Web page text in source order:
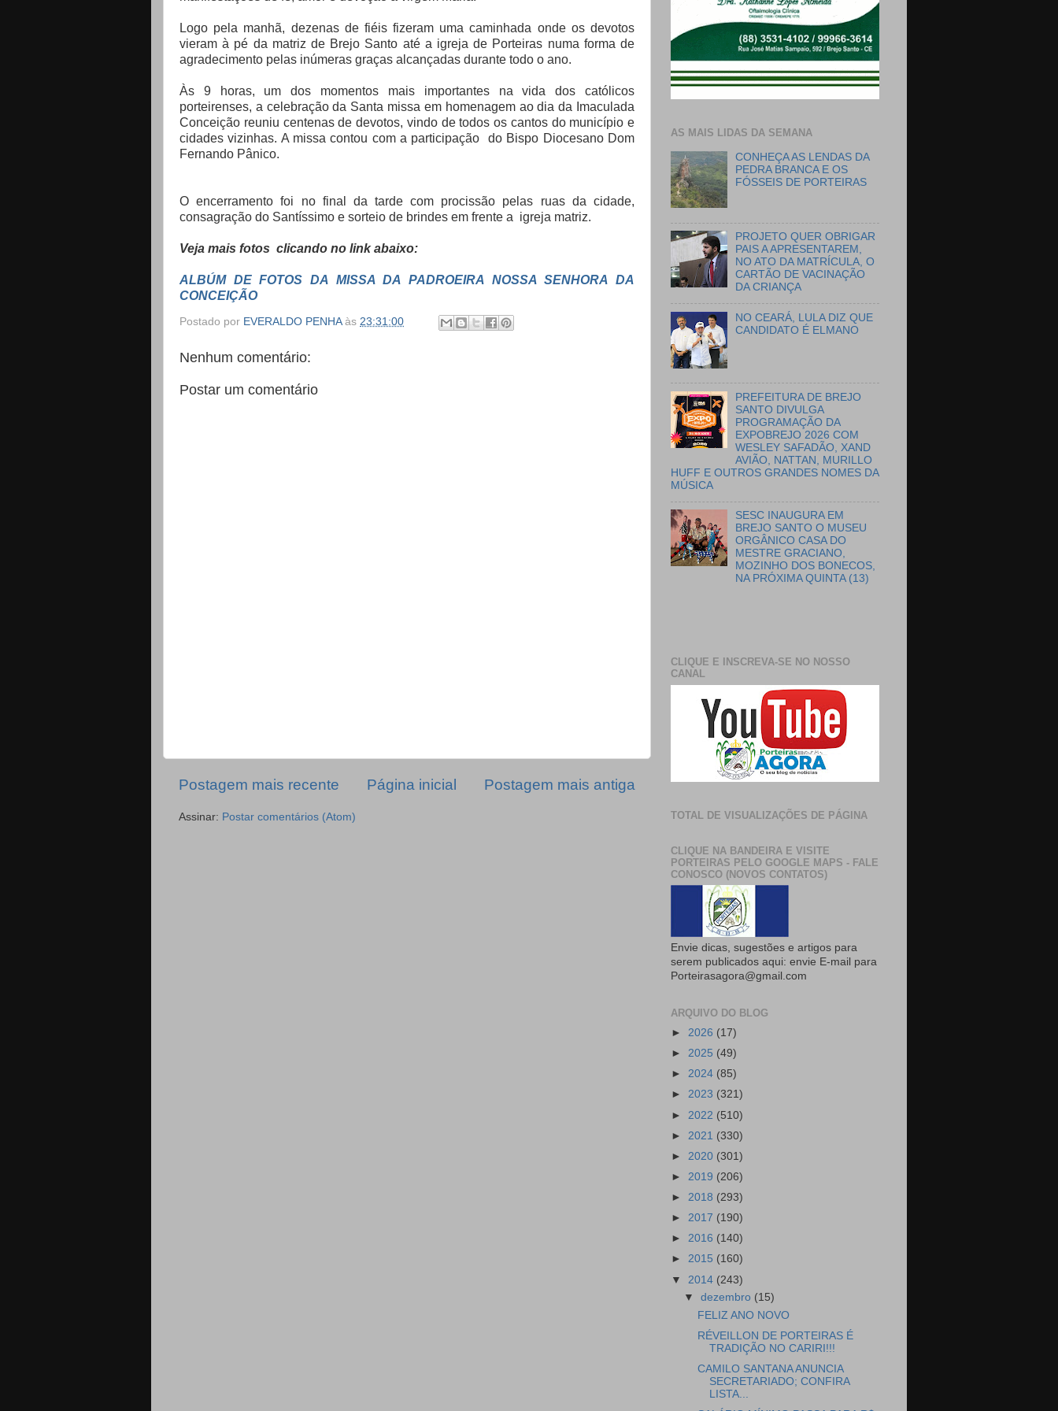
Logo pela manhã, dezenas de fiéis fizeram uma caminhada onde os devotos
vieram à pé da matriz de Brejo Santo até a igreja de Porteiras numa forma de
agradecimento pelas inúmeras graças alcançadas durante todo o ano.
Às 9 horas, um dos momentos mais importantes na vida dos católicos
porteirenses, a celebração da Santa missa em homenagem ao dia da Imaculada
Conceição reuniu centenas de devotos, vindo de todos os cantos do município e
cidades vizinhas. A missa contou com a participação do Bispo Diocesano Dom
Fernando Pânico.
O encerramento foi no final da tarde com procissão pelas ruas da cidade,
consagração do Santíssimo e sorteio de brindes em frente a igreja matriz.
Veja mais fotos clicando no link abaixo:
ALBÚM DE FOTOS DA MISSA DA PADROEIRA NOSSA SENHORA DA
CONCEIÇÃO
Postado por EVERALDO PENHA às 23:31:00
Nenhum comentário:
Postar um comentário
Postagem mais recente Postagem mais antiga
Página inicial
Assinar: Postar comentários (Atom)
AS MAIS LIDAS DA SEMANA
CONHEÇA AS LENDAS DA
PEDRA BRANCA E OS
FÓSSEIS DE PORTEIRAS
PROJETO QUER OBRIGAR
PAIS A APRESENTAREM,
NO ATO DA MATRÍCULA, O
CARTÃO DE VACINAÇÃO
DA CRIANÇA
NO CEARÁ, LULA DIZ QUE
CANDIDATO É ELMANO
PREFEITURA DE BREJO
SANTO DIVULGA
PROGRAMAÇÃO DA
EXPOBREJO 2026 COM
WESLEY SAFADÃO, XAND
AVIÃO, NATTAN, MURILLO
HUFF E OUTROS GRANDES NOMES DA
MÚSICA
SESC INAUGURA EM
BREJO SANTO O MUSEU
ORGÂNICO CASA DO
MESTRE GRACIANO,
MOZINHO DOS BONECOS,
NA PRÓXIMA QUINTA (13)
CLIQUE E INSCREVA-SE NO NOSSO
CANAL
TOTAL DE VISUALIZAÇÕES DE PÁGINA
CLIQUE NA BANDEIRA E VISITE
PORTEIRAS PELO GOOGLE MAPS - FALE
CONOSCO (NOVOS CONTATOS)
Envie dicas, sugestões e artigos para
serem publicados aqui: envie E-mail para
Porteirasagora@gmail.com
ARQUIVO DO BLOG
► 2026 (17)
► 2025 (49)
► 2024 (85)
► 2023 (321)
► 2022 (510)
► 2021 (330)
► 2020 (301)
► 2019 (206)
► 2018 (293)
► 2017 (190)
► 2016 (140)
► 2015 (160)
▼ 2014 (243)
▼dezembro (15)
FELIZ ANO NOVO
RÉVEILLON DE PORTEIRAS É
TRADIÇÃO NO CARIRI!!!
CAMILO SANTANA ANUNCIA
SECRETARIADO; CONFIRA
LISTA...